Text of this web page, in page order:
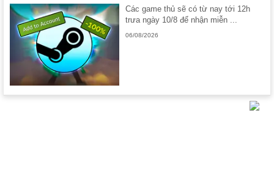
Các game thủ sẽ có từ nay tới 12h
trưa ngày 10/8 để nhận miễn ...
06/08/2026